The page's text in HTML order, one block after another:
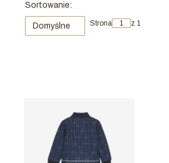
Sortowanie:
Domyślne Strona z 1